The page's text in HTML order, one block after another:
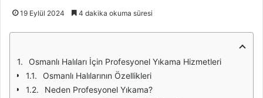
19 Eylül 2024 4 dakika okuma süresi
Osmanlı Halıları İçin Profesyonel Yıkama Hizmetleri
Osmanlı Halılarının Özellikleri
Neden Profesyonel Yıkama?